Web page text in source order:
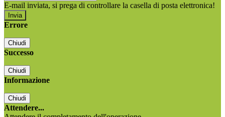
E-mail inviata, si prega di controllare la casella di posta elettronica!
Errore
Chiudi
Successo
Chiudi
Informazione
Chiudi
Attendere...